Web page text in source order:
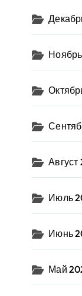
Август
Июль
Июнь
Май